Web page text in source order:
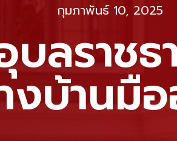
กุมภาพันธ์ 10, 2025
บลราช
งบ้านมื